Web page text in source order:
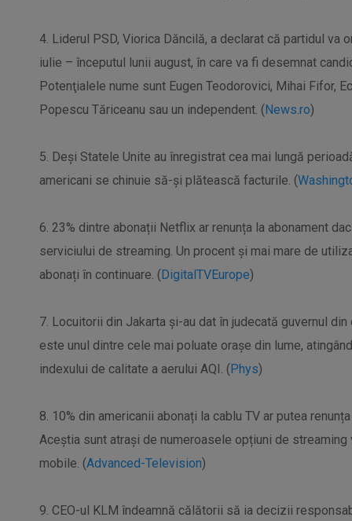
4. Liderul PSD, Viorica Dăncilă, a declarat că partidul va
iulie – începutul lunii august, în care va fi desemnat
Potenţialele nume sunt Eugen Teodorovici, Mihai Fifor,
Popescu Tăriceanu sau un independent. (News.ro)
5. Deși Statele Unite au înregistrat cea mai lungă
americani se chinuie să-și plătească facturile. (
6. 23% dintre abonații Netflix ar renunța la abonament
serviciului de streaming. Un procent și mai mare de
abonați în continuare. (DigitalTVEurope)
7. Locuitorii din Jakarta și-au dat în judecată guvernul
este unul dintre cele mai poluate orașe din lume,
indexului de calitate a aerului AQI. (Phys)
8. 10% din americanii abonați la cablu TV ar putea
Aceștia sunt atrași de numeroasele opțiuni de
mobile. (Advanced-Television)
9. CEO-ul KLM îndeamnă călătorii să ia decizii